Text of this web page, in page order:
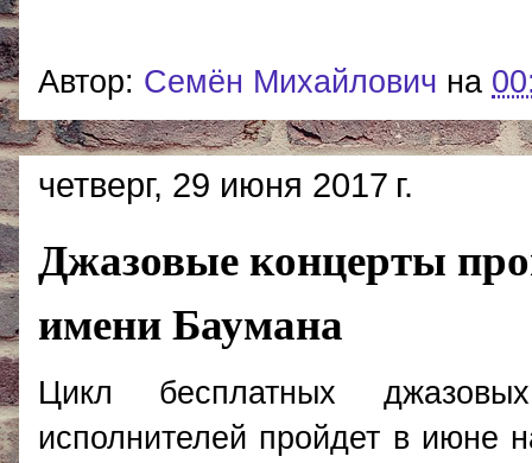
Автор: Cемён Михайлович на
четверг, 29 июня 2017 г.
Джазовые концерты
имени Баумана
Цикл бесплатных
исполнителей пройдет в